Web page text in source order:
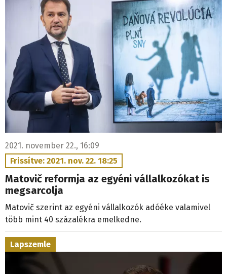
2021. november 22., 16:09
Frissítve: 2021. nov. 22. 18:25
Matovič reformja az egyéni vállalkozókat is
megsarcolja
Matovič szerint az egyéni vállalkozók adóéke valamivel
több mint 40 százalékra emelkedne.
Lapszemle